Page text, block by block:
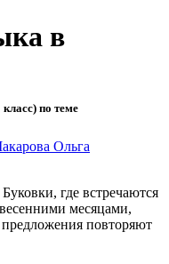
в
по теме
Ольга
где встречаются
месяцами,
предложения повторяют